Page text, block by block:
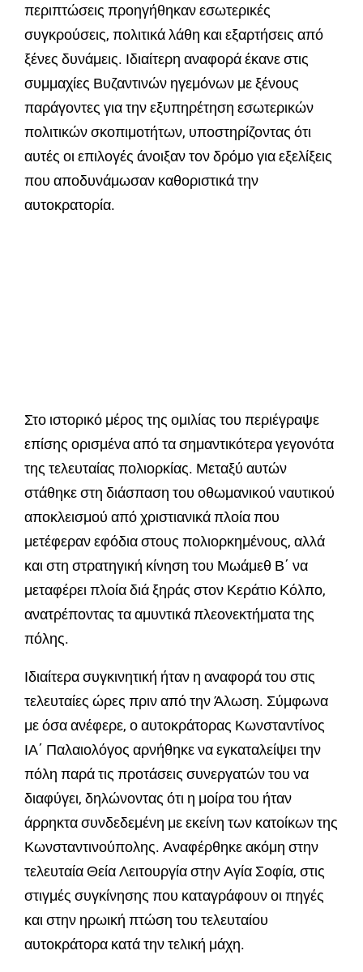
περιπτώσεις προηγήθηκαν εσωτερικές
συγκρούσεις, πολιτικά λάθη και εξαρτήσεις από
ξένες δυνάμεις. Ιδιαίτερη αναφορά έκανε στις
συμμαχίες Βυζαντινών ηγεμόνων με ξένους
παράγοντες για την εξυπηρέτηση εσωτερικών
πολιτικών σκοπιμοτήτων, υποστηρίζοντας ότι
αυτές οι επιλογές άνοιξαν τον δρόμο για εξελίξεις
που αποδυνάμωσαν καθοριστικά την
αυτοκρατορία.
Στο ιστορικό μέρος της ομιλίας του περιέγραψε
επίσης ορισμένα από τα σημαντικότερα γεγονότα
της τελευταίας πολιορκίας. Μεταξύ αυτών
στάθηκε στη διάσπαση του οθωμανικού ναυτικού
αποκλεισμού από χριστιανικά πλοία που
μετέφεραν εφόδια στους πολιορκημένους, αλλά
και στη στρατηγική κίνηση του Μωάμεθ Β΄ να
μεταφέρει πλοία διά ξηράς στον Κεράτιο Κόλπο,
ανατρέποντας τα αμυντικά πλεονεκτήματα της
πόλης.
Ιδιαίτερα συγκινητική ήταν η αναφορά του στις
τελευταίες ώρες πριν από την Άλωση. Σύμφωνα
με όσα ανέφερε, ο αυτοκράτορας Κωνσταντίνος
ΙΑ΄ Παλαιολόγος αρνήθηκε να εγκαταλείψει την
πόλη παρά τις προτάσεις συνεργατών του να
διαφύγει, δηλώνοντας ότι η μοίρα του ήταν
άρρηκτα συνδεδεμένη με εκείνη των κατοίκων της
Κωνσταντινούπολης. Αναφέρθηκε ακόμη στην
τελευταία Θεία Λειτουργία στην Αγία Σοφία, στις
στιγμές συγκίνησης που καταγράφουν οι πηγές
και στην ηρωική πτώση του τελευταίου
αυτοκράτορα κατά την τελική μάχη.